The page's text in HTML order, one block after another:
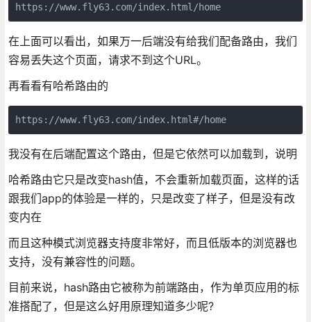
https://www.fly63.com/index.html/home
在上面可以看出，如果万一后端没有给我们配备路由，我们
容易丢失这个页面，请求不到这个URL。
再看看有哈希路由的
https://www.fly63.com/index.html#/home
我没有在后端配置这个路由，但是它依然可以加载到，说明
哈希路由它只是改变hash值，不会重新加载页面，这样的话
跟我们app的体验是一样的，只是改变了样子，但是没有改
变内在
而且这种模式浏览器支持度非常好，而且低版本的浏览器也
支持，没有兼容性的问题。
目前来说，hash路由它被称为前端路由，作为单页应用的标
准搭配了，但是这么好用原理知道多少呢?